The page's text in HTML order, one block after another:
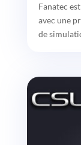
Fanatec
avec une
de